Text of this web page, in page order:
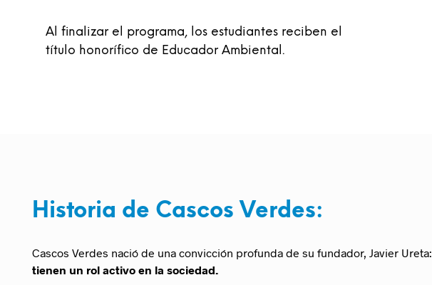
Al finalizar el programa, los estudiantes reciben el
título honorífico de Educador Ambiental.
Historia de Cascos Verdes:
Cascos Verdes nació de una convicción profunda de su fundador, Javier Ureta:
tienen un rol activo en la sociedad.